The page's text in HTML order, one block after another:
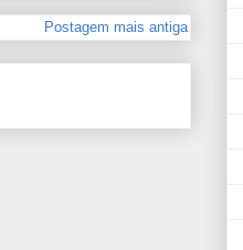
Postagem mais antiga